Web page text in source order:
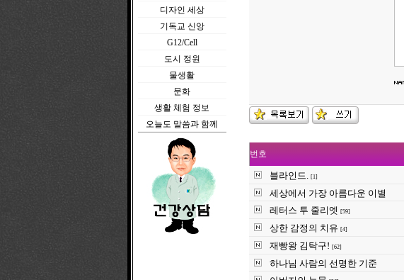
디자인 세상
기독교 신앙
G12/Cell
도시 정원
물생활
문화
생활 체험 정보
오늘도 말씀과 함께
번호
블라인드. [1]
세상에서 가장 아름다운 이별
레터스 투 줄리엣 [59]
상한 감정의 치유 [4]
재빵왕 김탁구! [62]
하나님 사람의 선명한 기준